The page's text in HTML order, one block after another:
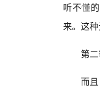
听不懂
来。这
第
而